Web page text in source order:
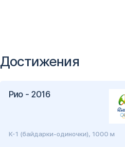
Достижения
Рио - 2016
К-1 (байдарки-одиночки), 1000 м